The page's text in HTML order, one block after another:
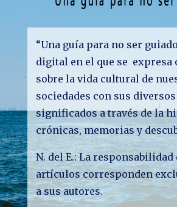
“Una guía para no ser
digital en el que se expresa
sobre la vida cultural de
sociedades con sus diversos
significados a través de la
crónicas, memorias y
N. del E.: La responsabilidad
artículos corresponden
a sus autores.